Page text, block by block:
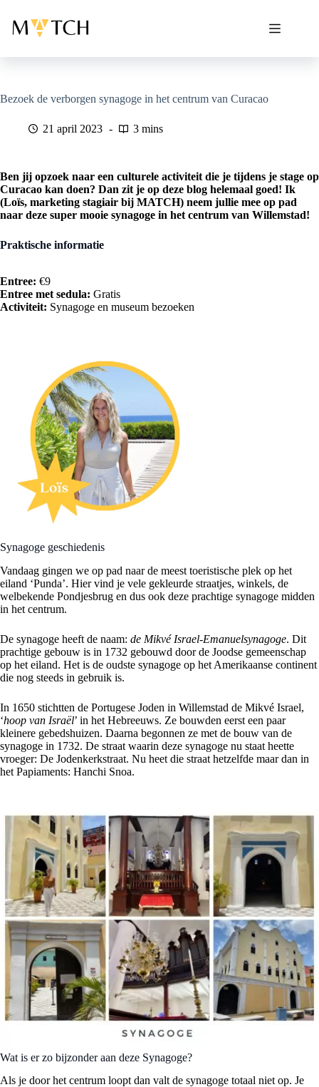
naar
Bezoek de verborgen synagoge in het centrum van Curacao
21 april 2023 3 mins
Ben jij opzoek naar een culturele activiteit die je tijdens je stage op
Curacao kan doen? Dan zit je op deze blog helemaal goed! Ik
(Loïs, marketing stagiair bij MATCH) neem jullie mee op pad
naar deze super mooie synagoge in het centrum van Willemstad!
Praktische informatie
Entree: €9
Entree met sedula: Gratis
Activiteit: Synagoge en museum bezoeken
Synagoge geschiedenis
Vandaag gingen we op pad naar de meest toeristische plek op het
eiland ‘Punda’. Hier vind je vele gekleurde straatjes, winkels, de
welbekende Pondjesbrug en dus ook deze prachtige synagoge midden
in het centrum.
De synagoge heeft de naam: de Mikvé Israel-Emanuelsynagoge. Dit
prachtige gebouw is in 1732 gebouwd door de Joodse gemeenschap
op het eiland. Het is de oudste synagoge op het Amerikaanse continent
die nog steeds in gebruik is.
In 1650 stichtten de Portugese Joden in Willemstad de Mikvé Israel,
‘hoop van Israël’ in het Hebreeuws. Ze bouwden eerst een paar
kleinere gebedshuizen. Daarna begonnen ze met de bouw van de
synagoge in 1732. De straat waarin deze synagoge nu staat heette
vroeger: De Jodenkerkstraat. Nu heet die straat hetzelfde maar dan in
het Papiaments: Hanchi Snoa.
Wat is er zo bijzonder aan deze Synagoge?
Als je door het centrum loopt dan valt de synagoge totaal niet op. Je